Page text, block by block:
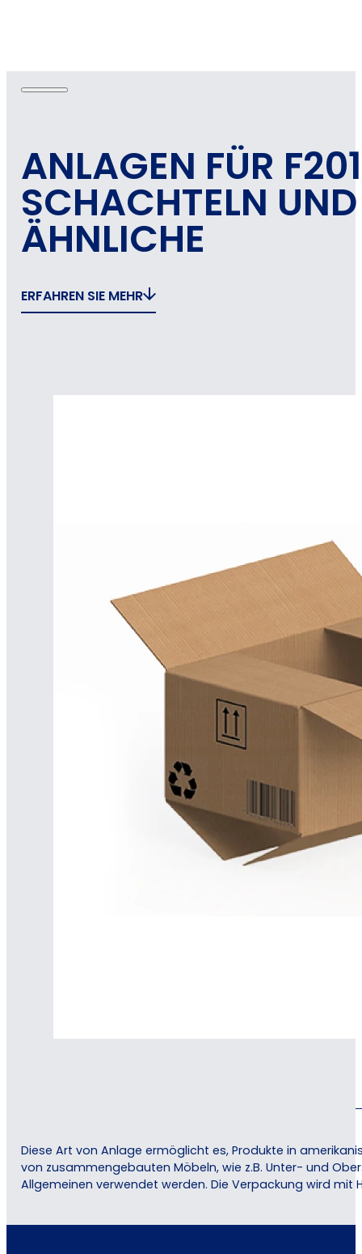
ANLAGEN FÜR F201
SCHACHTELN UND
ÄHNLICHE
ERFAHREN SIE MEHR
Diese Art von Anlage ermöglicht es, Produkte in
von zusammengebauten Möbeln, wie z.B. Unter- und
Allgemeinen verwendet werden. Die Verpackung wird mit